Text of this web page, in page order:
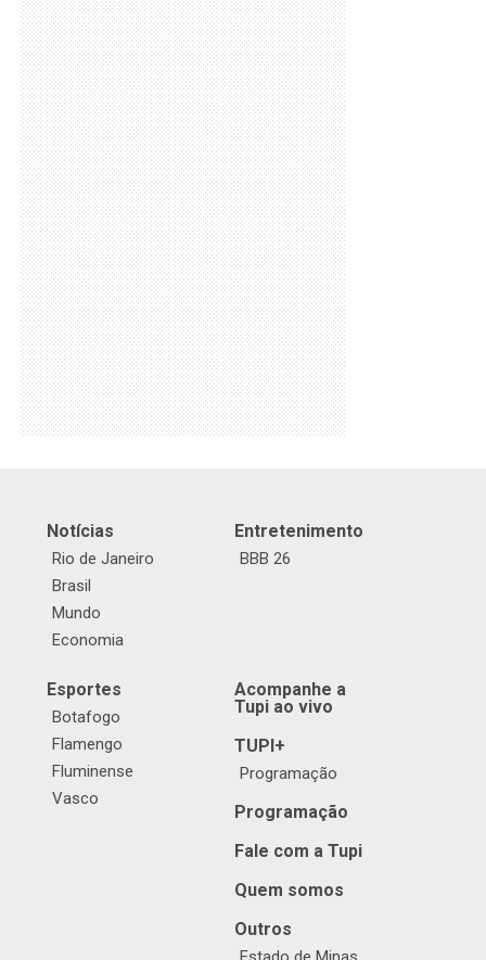
Notícias
Rio de Janeiro
Brasil
Mundo
Economia
Entretenimento
BBB 26
Esportes
Botafogo
Flamengo
Fluminense
Vasco
Acompanhe a
Tupi ao vivo
TUPI+
Programação
Programação
Fale com a Tupi
Quem somos
Outros